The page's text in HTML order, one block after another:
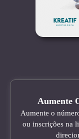
Aumente
Aumente o
ou inscrições na